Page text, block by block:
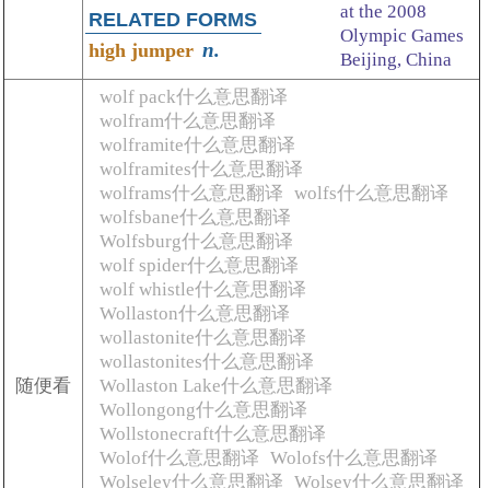
at the 2008
Olympic Games
Beijing, China
RELATED FORMS
high jumper n.
随便看
wolf pack什么意思翻译
wolfram什么意思翻译
wolframite什么意思翻译
wolframites什么意思翻译
wolframs什么意思翻译 wolfs什么意思翻译
wolfsbane什么意思翻译
Wolfsburg什么意思翻译
wolf spider什么意思翻译
wolf whistle什么意思翻译
Wollaston什么意思翻译
wollastonite什么意思翻译
wollastonites什么意思翻译
Wollaston Lake什么意思翻译
Wollongong什么意思翻译
Wollstonecraft什么意思翻译
Wolof什么意思翻译 Wolofs什么意思翻译
Wolseley什么意思翻译 Wolsey什么意思翻译